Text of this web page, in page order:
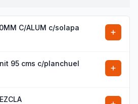
C/ALUM c/solapa
95 cms c/planchuel